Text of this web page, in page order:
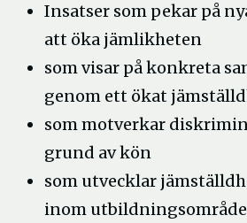
Insatser som pekar på
att öka jämlikheten
som visar på konkreta
genom ett ökat
som motverkar
grund av kön
som utvecklar
inom